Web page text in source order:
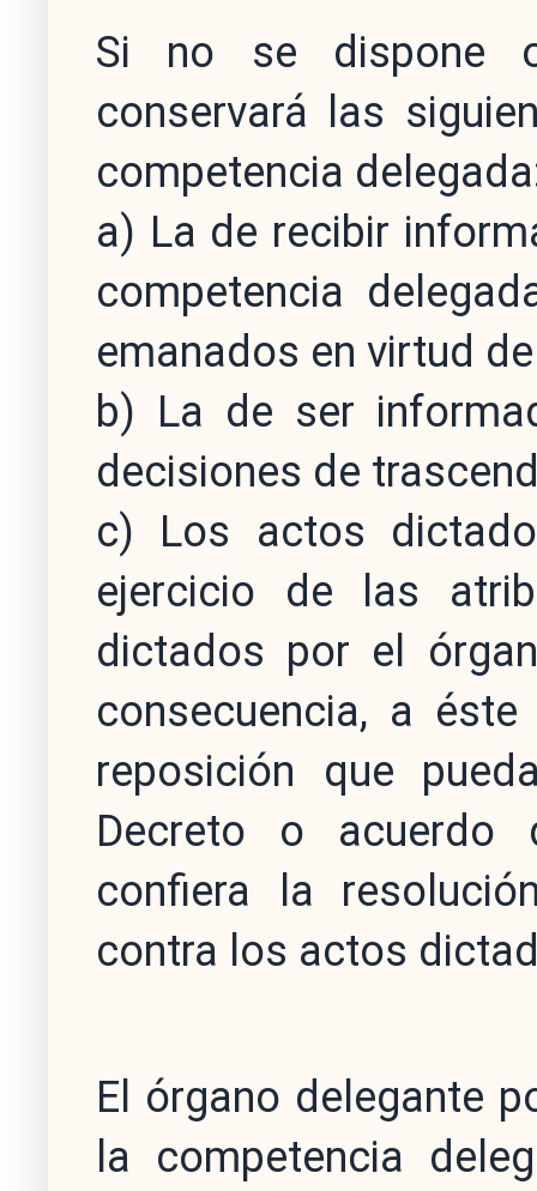
Si no se dispone
conservará las
competencia
a) La de recibir
competencia
emanados en virtud
b) La de ser
decisiones de
c) Los actos
ejercicio de las
dictados por el
consecuencia, a
reposición que
Decreto o acuerdo
confiera la
contra los actos
El órgano delegante
la competencia